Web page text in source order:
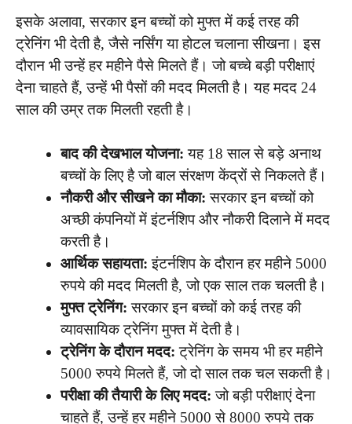
इसके अलावा, सरकार इन बच्चों को मुफ्त में कई तरह की
ट्रेनिंग भी देती है, जैसे नर्सिंग या होटल चलाना सीखना। इस
दौरान भी उन्हें हर महीने पैसे मिलते हैं। जो बच्चे बड़ी परीक्षाएं
देना चाहते हैं, उन्हें भी पैसों की मदद मिलती है। यह मदद 24
साल की उम्र तक मिलती रहती है।
बाद की देखभाल योजना: यह 18 साल से बड़े अनाथ
बच्चों के लिए है जो बाल संरक्षण केंद्रों से निकलते हैं।
नौकरी और सीखने का मौका: सरकार इन बच्चों को
अच्छी कंपनियों में इंटर्नशिप और नौकरी दिलाने में मदद
करती है।
आर्थिक सहायता: इंटर्नशिप के दौरान हर महीने 5000
रुपये की मदद मिलती है, जो एक साल तक चलती है।
मुफ्त ट्रेनिंग: सरकार इन बच्चों को कई तरह की
व्यावसायिक ट्रेनिंग मुफ्त में देती है।
ट्रेनिंग के दौरान मदद: ट्रेनिंग के समय भी हर महीने
5000 रुपये मिलते हैं, जो दो साल तक चल सकती है।
परीक्षा की तैयारी के लिए मदद:जो बड़ी परीक्षाएं देना
चाहते हैं, उन्हें हर महीने 5000 से 8000 रुपये तक